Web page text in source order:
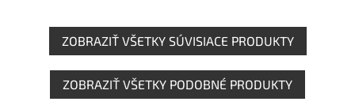
ZOBRAZIŤ VŠETKY SÚVISIACE PRODUKTY
ZOBRAZIŤ VŠETKY PODOBNÉ PRODUKTY